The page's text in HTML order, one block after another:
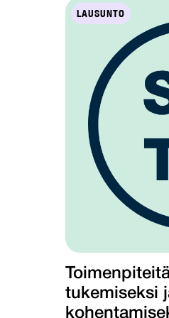
LAUSUNTO
tukemiseksi